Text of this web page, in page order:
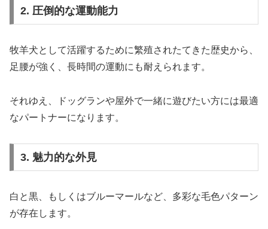
2. 圧倒的な運動能力
牧羊犬として活躍するために繁殖されたてきた歴史から、
足腰が強く、長時間の運動にも耐えられます。
それゆえ、ドッグランや屋外で一緒に遊びたい方には最適
なパートナーになります。
3. 魅力的な外見
白と黒、もしくはブルーマールなど、多彩な毛色パターン
が存在します。